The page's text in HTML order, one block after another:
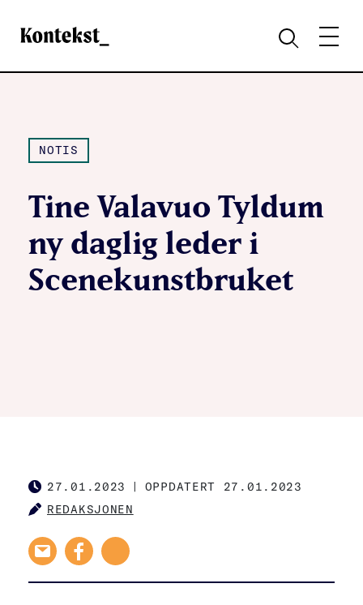
Kontekst
SØKMENY
NOTIS
Tine Valavuo Tyldum
ny daglig leder i
Scenekunstbruket
PUBLISHED
27.01.2023 OPPDATERT 27.01.2023
AUTHOR
REDAKSJONEN